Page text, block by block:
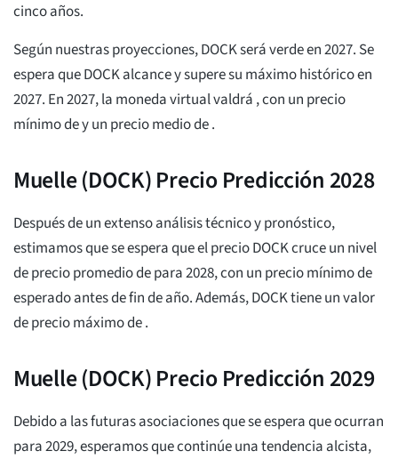
cinco años.
Según nuestras proyecciones, DOCK será verde en 2027. Se
espera que DOCK alcance y supere su máximo histórico en
2027. En 2027, la moneda virtual valdrá , con un precio
mínimo dey un precio medio de.
Muelle (DOCK) Precio Predicción 2028
Después de un extenso análisis técnico y pronóstico,
estimamos que se espera que el precio DOCK cruce un nivel
de precio promedio depara 2028, con un precio mínimo de
esperado antes de fin de año. Además, DOCK tiene un valor
de precio máximo de.
Muelle (DOCK) Precio Predicción 2029
Debido a las futuras asociaciones que se espera que ocurran
para 2029, esperamos que continúe una tendencia alcista,